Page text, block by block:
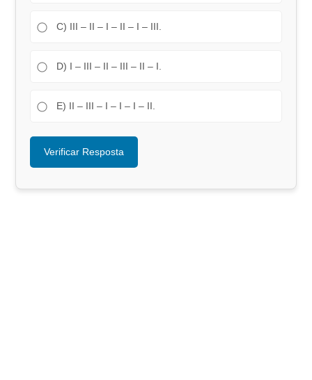
C) III – II – I – II – I – III.
D) I – III – II – III – II – I.
E) II – III – I – I – I – II.
Verificar Resposta